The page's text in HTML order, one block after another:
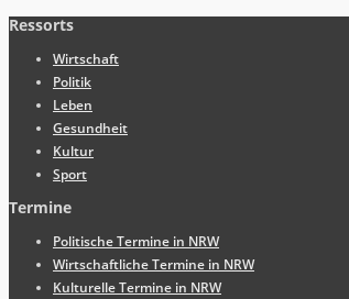
Ressorts
Wirtschaft
Politik
Leben
Gesundheit
Kultur
Sport
Termine
Politische Termine in NRW
Wirtschaftliche Termine in NRW
Kulturelle Termine in NRW